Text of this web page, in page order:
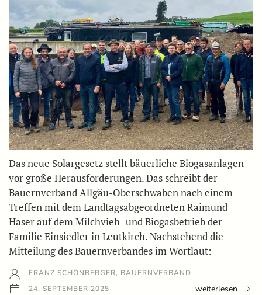
Das neue Solargesetz stellt bäuerliche Biogasanlagen
vor große Herausforderungen. Das schreibt der
Bauernverband Allgäu-Oberschwaben nach einem
Treffen mit dem Landtagsabgeordneten Raimund
Haser auf dem Milchvieh- und Biogasbetrieb der
Familie Einsiedler in Leutkirch. Nachstehend die
Mitteilung des Bauernverbandes im Wortlaut:
FRANZ SCHÖNBERGER, BAUERNVERBAND
24. SEPTEMBER 2025
weiterlesen